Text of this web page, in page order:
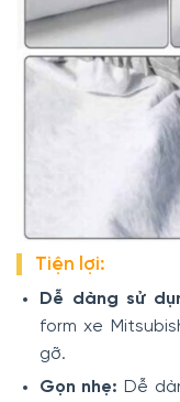
Tiện lợi:
Dễ dàng sử
form xe
gỡ.
Gọn nhẹ: Dễ